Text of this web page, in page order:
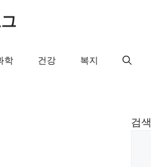
학 건강 복지
검색